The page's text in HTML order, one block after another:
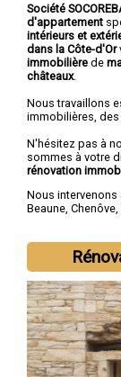
Société
d'appartement
intérieurs et
dans la Côte-d'Or
immobilière de
châteaux.
Nous travaillons
immobilières, des
N'hésitez pas à
sommes à votre
rénovation
Nous intervenons
Beaune, Chenôve,